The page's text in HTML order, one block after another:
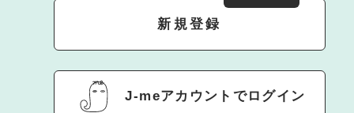
新規登録
J-meアカウントでログイン